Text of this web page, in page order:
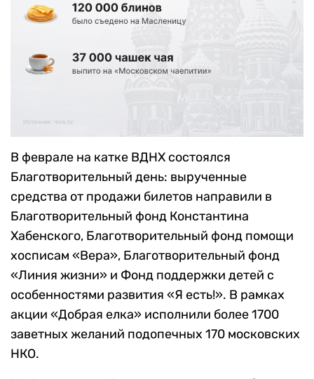
В феврале на катке ВДНХ состоялся
Благотворительный день: вырученные
средства от продажи билетов направили в
Благотворительный фонд Константина
Хабенского, Благотворительный фонд помощи
хосписам «Вера», Благотворительный фонд
«Линия жизни» и Фонд поддержки детей с
особенностями развития «Я есть!». В рамках
акции «Добрая елка» исполнили более 1700
заветных желаний подопечных 170 московских
НКО.